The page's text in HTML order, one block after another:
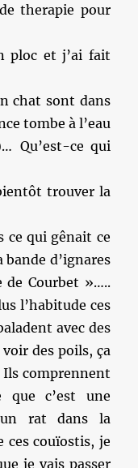
therapie pour
ploc et j’ai fait
chat sont dans
tombe à l’eau
Qu’est-ce qui
trouver la
ce qui gênait ce
d’ignares
de Courbet »…..
l’habitude ces
avec des
des poils, ça
comprennent
c’est une
un rat dans la
ces couïostis, je
je vais passer